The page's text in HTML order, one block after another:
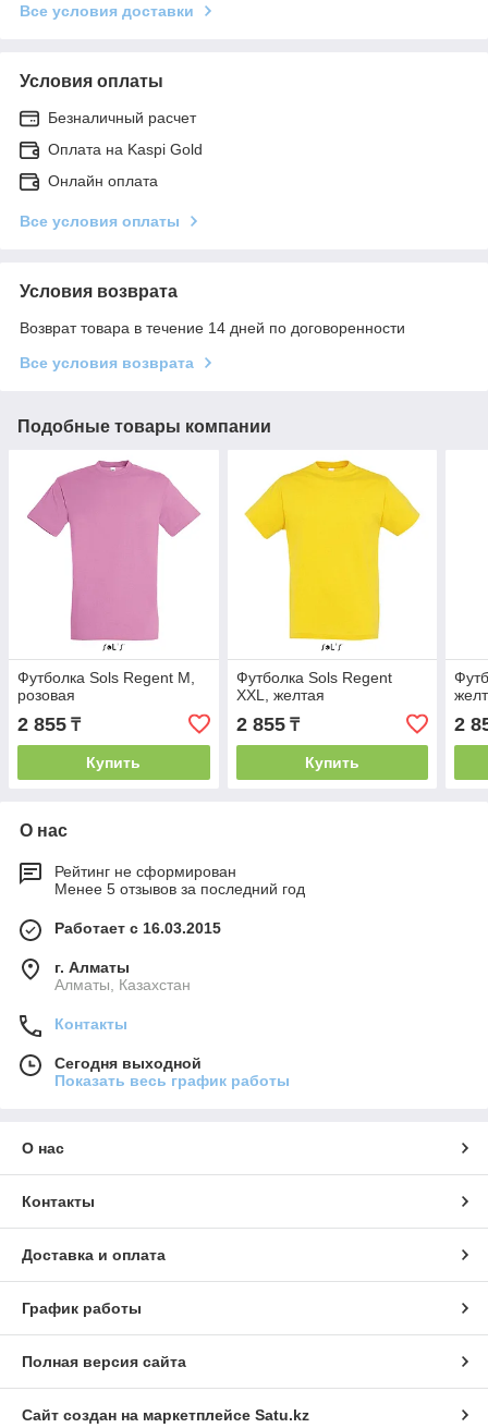
Все условия доставки
Условия оплаты
Безналичный расчет
Оплата на Kaspi Gold
Онлайн оплата
Все условия оплаты
Условия возврата
Возврат товара в течение 14 дней по договоренности
Все условия возврата
Подобные товары компании
Футболка Sols Regent M,
розовая
2 855 ₸
Купить
Футболка Sols Regent
XXL, желтая
2 855₸
Купить
2
О нас
Рейтинг не сформирован
Менее 5 отзывов за последний год
Работает с 16.03.2015
г. Алматы
Алматы, Казахстан
Контакты
Сегодня выходной
Показать весь график работы
О нас
Контакты
Доставка и оплата
График работы
Полная версия сайта
Сайт создан на маркетплейсе Satu.kz